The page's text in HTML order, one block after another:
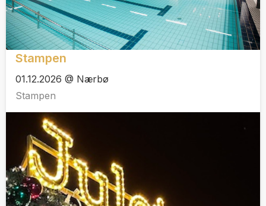
Stampen
01.12.2026 @ Nærbø
Stampen